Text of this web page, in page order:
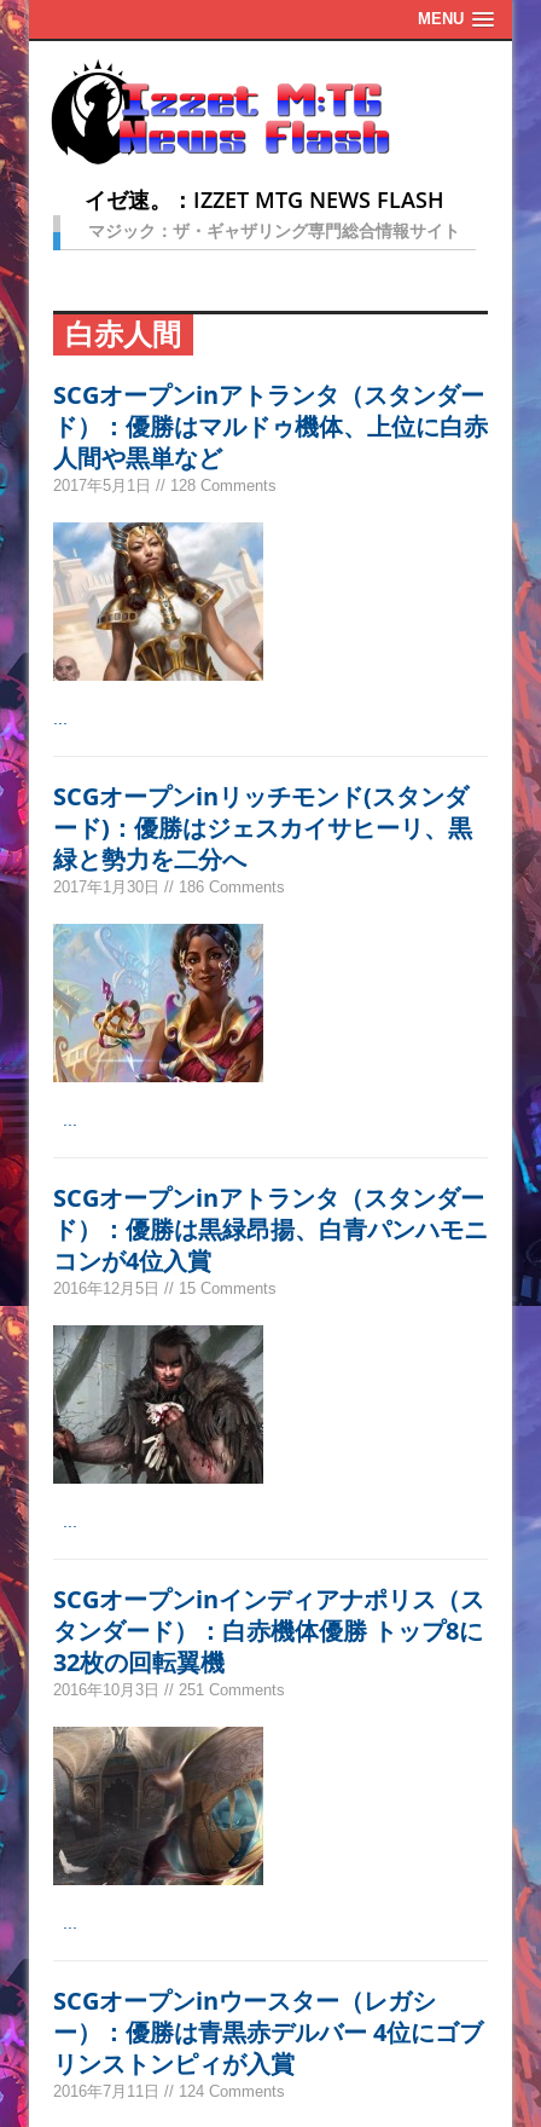
MENU
イゼ速。：IZZET MTG NEWS FLASH
マジック：ザ・ギャザリング専門総合情報サイト
白赤人間
SCGオープンinアトランタ（スタンダー
ド）：優勝はマルドゥ機体、上位に白赤
人間や黒単など
2017年5月1日 // 128 Comments
SCGオープンinリッチモンド(スタンダ
ード)：優勝はジェスカイサヒーリ、黒
緑と勢力を二分へ
2017年1月30日 // 186 Comments
SCGオープンinアトランタ（スタンダー
ド）：優勝は黒緑昂揚、白青パンハモニ
コンが4位入賞
2016年12月5日 // 15 Comments
SCGオープンinインディアナポリス（ス
タンダード）：白赤機体優勝 トップ8に
32枚の回転翼機
2016年10月3日 // 251 Comments
SCGオープンinウースター（レガシ
ー）：優勝は青黒赤デルバー 4位にゴブ
リンストンピィが入賞
2016年7月11日 // 124 Comments